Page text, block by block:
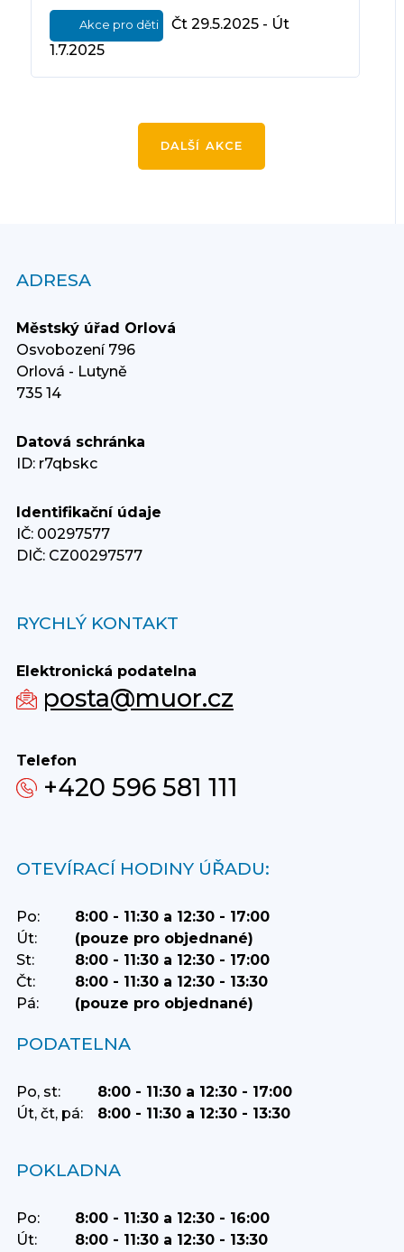
Akce pro děti
Čt 29.5.2025 - Út
1.7.2025
DALŠÍ AKCE
ADRESA
Městský úřad Orlová
Osvobození 796
Orlová - Lutyně
735 14
Datová schránka
ID: r7qbskc
Identifikační údaje
IČ: 00297577
DIČ: CZ00297577
RYCHLÝ KONTAKT
Elektronická podatelna
posta@muor.cz
Telefon
+420 596 581 111
OTEVÍRACÍ HODINY ÚŘADU:
Po:
8:00 - 11:30 a 12:30 - 17:00
Út:
(pouze pro objednané)
St:
8:00 - 11:30 a 12:30 - 17:00
Čt:
8:00 - 11:30 a 12:30 - 13:30
Pá:
(pouze pro objednané)
PODATELNA
Po, st:
8:00 - 11:30 a 12:30 - 17:00
Út, čt, pá:
8:00 - 11:30 a 12:30 - 13:30
POKLADNA
Po:
8:00 - 11:30 a 12:30 - 16:00
Út:
8:00 - 11:30 a 12:30 - 13:30